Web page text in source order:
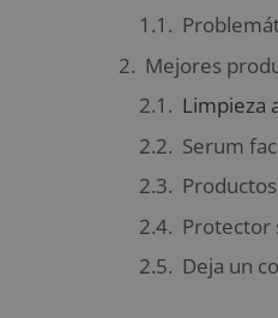
Mejores
Limpieza
Serum
Protector
Deja un